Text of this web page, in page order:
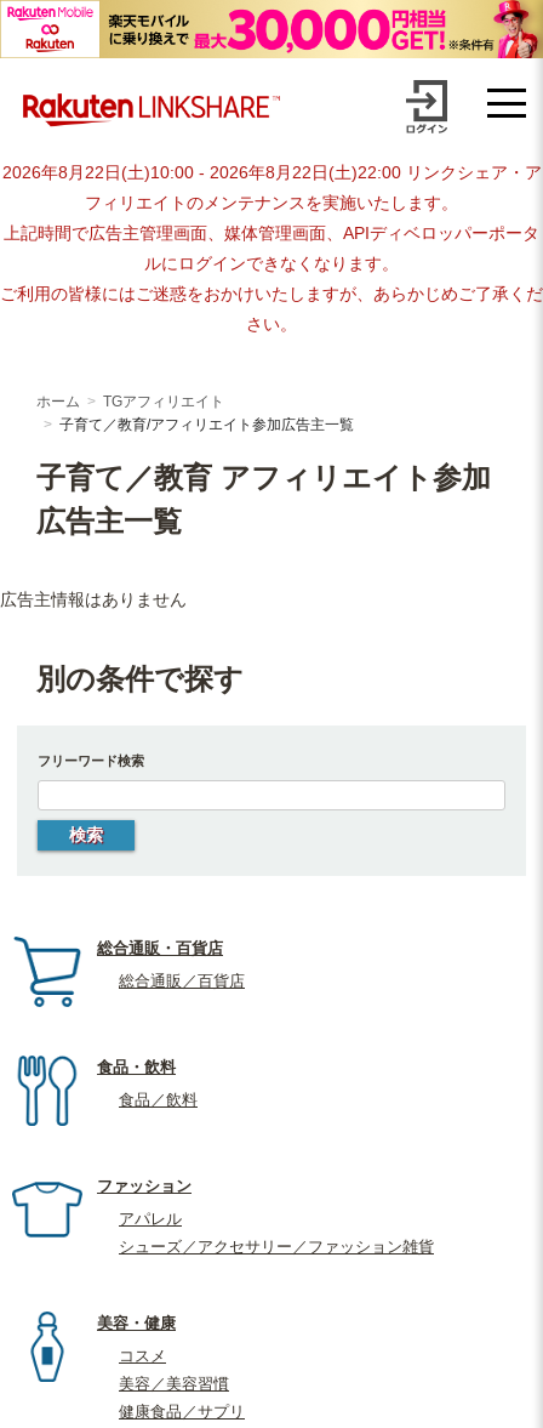
【1円からお支払い可能】アフィリエイトならリンクシェア・ジャパ
2026年8月22日(土)10:00 - 2026年8月22日(土)22:00 リンクシェア・ア
フィリエイトのメンテナンスを実施いたします。
上記時間で広告主管理画面、媒体管理画面、APIディベロッパーポータ
ルにログインできなくなります。
ご利用の皆様にはご迷惑をおかけいたしますが、あらかじめご了承くだ
さい。
ホーム
TGアフィリエイト
子育て／教育/アフィリエイト参加広告主一覧
子育て／教育 アフィリエイト参加
広告主一覧
広告主情報はありません
別の条件で探す
フリーワード検索
総合通販・百貨店
総合通販／百貨店
食品・飲料
食品／飲料
ファッション
アパレル
シューズ／アクセサリー／ファッション雑貨
美容・健康
コスメ
美容／美容習慣
健康食品／サプリ